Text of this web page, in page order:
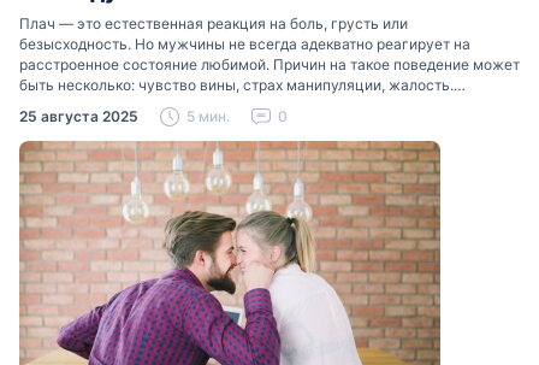
Плач — это естественная реакция на боль, грусть или
безысходность. Но мужчины не всегда адекватно реагирует на
расстроенное состояние любимой. Причин на такое поведение может
быть несколько: чувство вины, страх манипуляции, жалость.
Разобраться, почему мужчины боятся женских слез, помогут советы
психологов…
25 августа 2025 5 мин. 0